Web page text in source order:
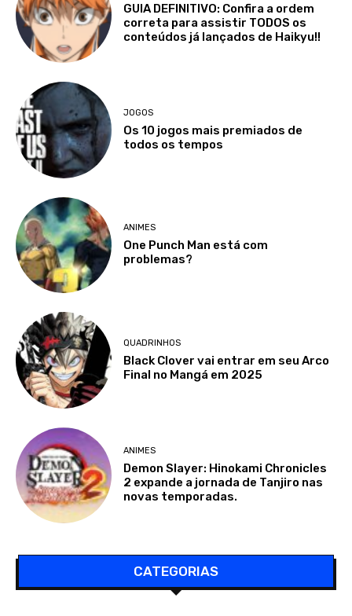
GUIA DEFINITIVO: Confira a ordem
correta para assistir TODOS os
conteúdos já lançados de Haikyu!!
JOGOS
Os 10 jogos mais premiados de
todos os tempos
ANIMES
One Punch Man está com
problemas?
QUADRINHOS
Black Clover vai entrar em seu Arco
Final no Mangá em 2025
ANIMES
Demon Slayer: Hinokami Chronicles
2 expande a jornada de Tanjiro nas
novas temporadas.
CATEGORIAS